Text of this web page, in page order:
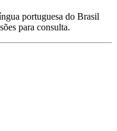
portuguesa do Brasil
para consulta.